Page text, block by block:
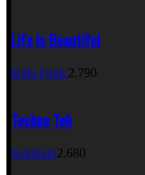
Life Is Beautiful
Killa Fonic2.790
Techno Tek
Solomun2.680